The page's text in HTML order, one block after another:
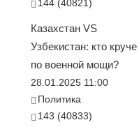
144 (40821)
Казахстан VS
Узбекистан: кто круче
по военной мощи?
28.01.2025 11:00
Политика
143 (40833)